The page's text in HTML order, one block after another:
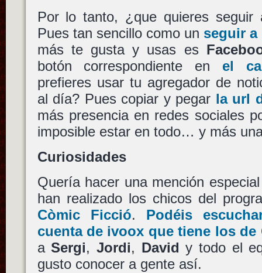
Por lo tanto, ¿que quieres
Pues tan sencillo como un seguir a
más te gusta y usas es
botón correspondiente en el
prefieres usar tu agregador de
al día? Pues copiar y pegar la url
más presencia en redes sociales
imposible estar en todo… y más
Curiosidades
Quería hacer una mención
han realizado los chicos del
Còmic Ficció. Podéis
cuenta de ivoox que tiene los de
aSergi, Jordi, David y todo el
gusto conocer a gente así.